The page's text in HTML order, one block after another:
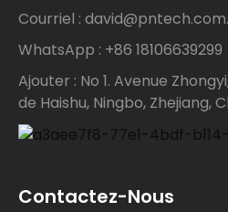
Courriel :
WhatsApp : +86 18106639299
Ajouter : No 1. Avenue
de Haishu, Ningbo, Zhejiang,
Contactez-Nous